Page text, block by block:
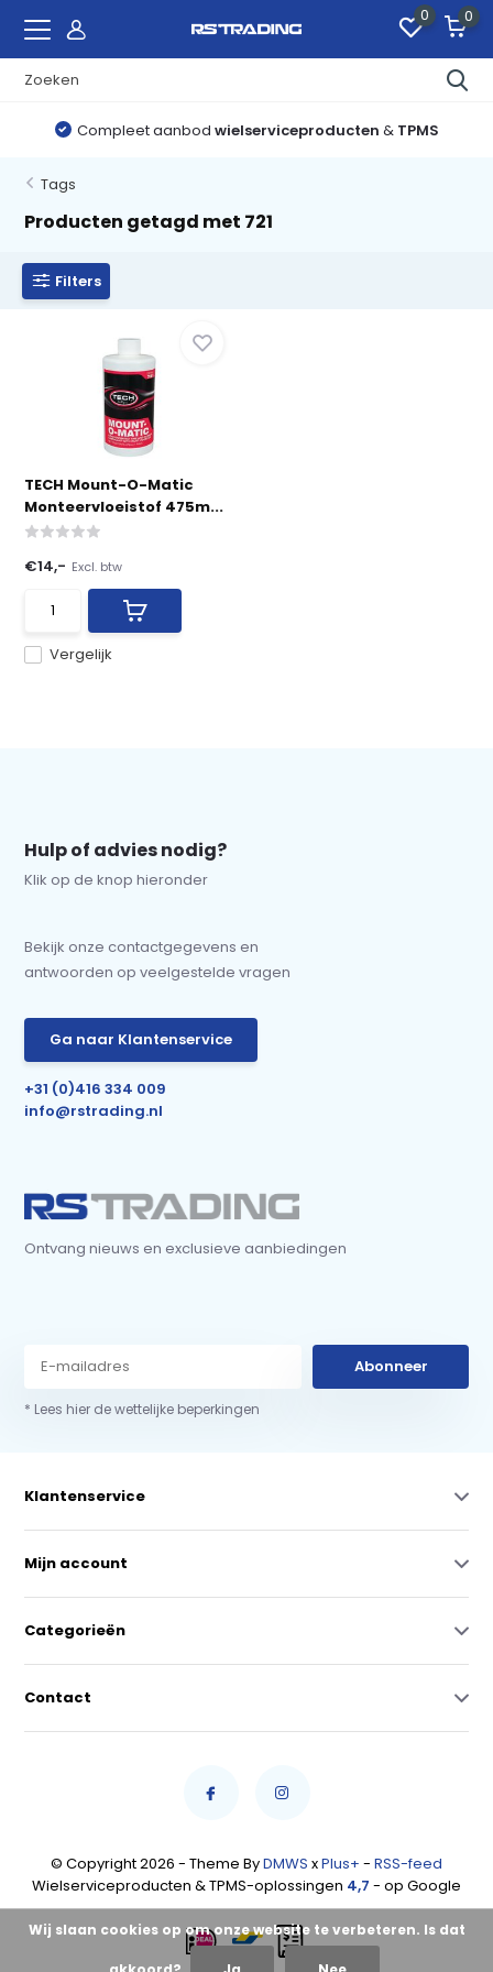
0 0
Compleet aanbod wielserviceproducten & TPMS
Tags
Producten getagd met 721
Filters
TECH Mount-O-Matic
Monteervloeistof 475m...
Vergelijk
€14,- Excl. btw
Hulp of advies nodig?
Klik op de knop hieronder
Bekijk onze contactgegevens en
antwoorden op veelgestelde vragen
Ga naar Klantenservice
+31 (0)416 334 009
info@rstrading.nl
Ontvang nieuws en exclusieve aanbiedingen
Abonneer
* Lees hier de wettelijke beperkingen
Klantenservice
Mijn account
Categorieën
Contact
© Copyright 2026 - Theme ByDMWS xPlus+ - RSS-feed
Wielserviceproducten & TPMS-oplossingen 4,7 - op Google
Wij slaan cookies op om onze website te verbeteren. Is dat